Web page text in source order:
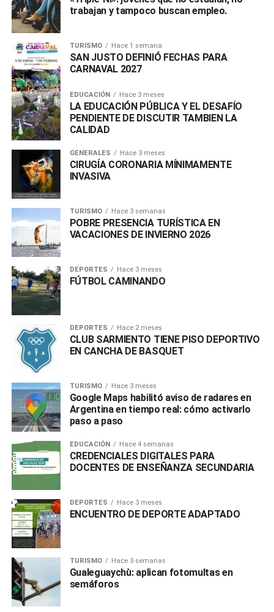
trabajan y tampoco buscan empleo.
TURISMO Hace 1 semana
SAN JUSTO DEFINIÓ FECHAS PARA
CARNAVAL 2027
EDUCACIÓN Hace 3 meses
LA EDUCACIÓN PÚBLICA Y EL DESAFÍO
PENDIENTE DE DISCUTIR TAMBIEN LA
CALIDAD
GENERALES Hace 3 meses
CIRUGÍA CORONARIA MÍNIMAMENTE
INVASIVA
TURISMO Hace 3 semanas
POBRE PRESENCIA TURÍSTICA EN
VACACIONES DE INVIERNO 2026
DEPORTES Hace 3 meses
FÚTBOL CAMINANDO
DEPORTES Hace 2 meses
CLUB SARMIENTO TIENE PISO DEPORTIVO
EN CANCHA DE BASQUET
TURISMO Hace 3 meses
Google Maps habilitó aviso de radares en
Argentina en tiempo real: cómo activarlo
paso a paso
EDUCACIÓN Hace 4 semanas
CREDENCIALES DIGITALES PARA
DOCENTES DE ENSEÑANZA SECUNDARIA
DEPORTES Hace 3 meses
ENCUENTRO DE DEPORTE ADAPTADO
TURISMO Hace 3 semanas
Gualeguaychù: aplican fotomultas en
semáforos